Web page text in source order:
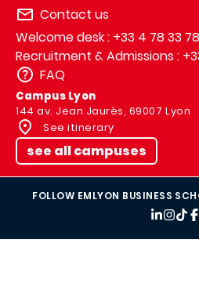
Contact us
Welcome desk : +33 4 78 33
Recruitment & Admissions :
FAQ
Campus Lyon
144 av. Jean Jaurès, 69007 Lyon
See itinerary
see all campuses
FOLLOW EMLYON BUSINESS